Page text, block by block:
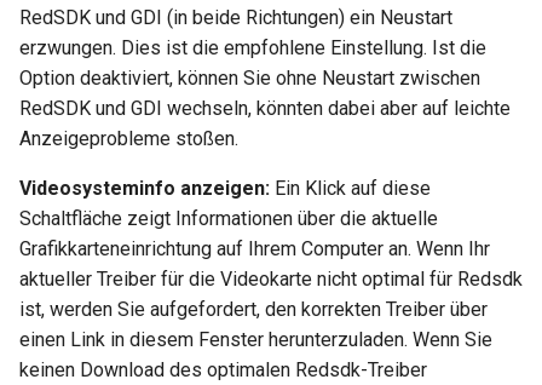
RedSDK und GDI (in beide Richtungen) ein Neustart
erzwungen. Dies ist die empfohlene Einstellung. Ist die
Option deaktiviert, können Sie ohne Neustart zwischen
RedSDK und GDI wechseln, könnten dabei aber auf leichte
Anzeigeprobleme stoßen.
Videosysteminfo anzeigen: Ein Klick auf diese
Schaltfläche zeigt Informationen über die aktuelle
Grafikkarteneinrichtung auf Ihrem Computer an. Wenn Ihr
aktueller Treiber für die Videokarte nicht optimal für Redsdk
ist, werden Sie aufgefordert, den korrekten Treiber über
einen Link in diesem Fenster herunterzuladen. Wenn Sie
keinen Download des optimalen Redsdk-Treiber